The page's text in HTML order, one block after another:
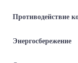
Противодействие
Энергосбережение